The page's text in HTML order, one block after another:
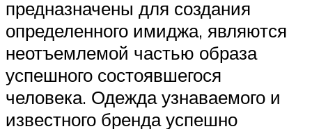
предназначены для создания
определенного имиджа, являются
неотъемлемой частью образа
успешного состоявшегося
человека. Одежда узнаваемого и
известного бренда успешно